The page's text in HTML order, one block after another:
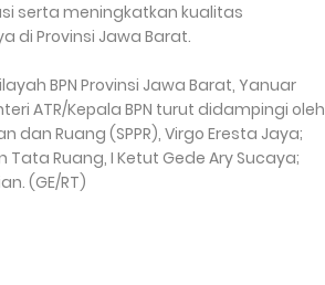
serta meningkatkan kualitas
di Provinsi Jawa Barat.
BPN Provinsi Jawa Barat, Yanuar
ATR/Kepala BPN turut didampingi oleh
Ruang (SPPR), Virgo Eresta Jaya;
Ruang, I Ketut Gede Ary Sucaya;
(GE/RT)